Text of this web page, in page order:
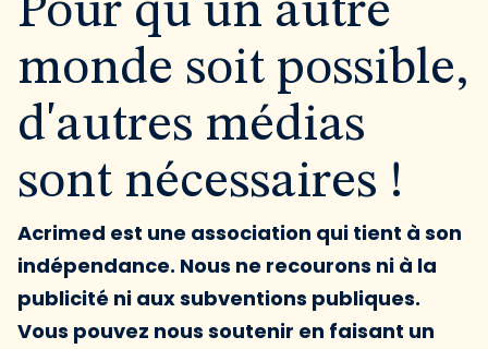
Pour qu'un autre
monde soit possible,
d'autres médias
sont nécessaires !
Acrimed est une association qui tient à son
indépendance. Nous ne recourons ni à la
publicité ni aux subventions publiques.
Vous pouvez nous soutenir en faisant un